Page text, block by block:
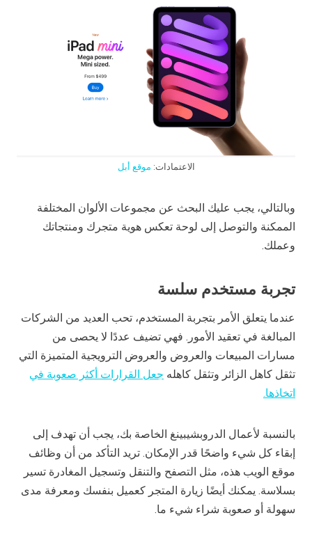
الاعتمادات: موقع أبل
وبالتالي، يجب عليك البحث عن مجموعات الألوان المختلفة
الممكنة والتوصل إلى لوحة تعكس هوية متجرك ومنتجاتك
وعملك.
تجربة مستخدم سلسة
عندما يتعلق الأمر بتجربة المستخدم، تحب العديد من الشركات
المبالغة في تعقيد الأمور. فهي تضيف عددًا لا يحصى من
مسارات المبيعات والعروض والعروض الترويجية المتميزة التي
تثقل كاهل الزائر وتثقل كاهله جعل القرارات أكثر صعوبة في
اتخاذها.
بالنسبة لأعمال الدروبشيبينغ الخاصة بك، يجب أن تهدف إلى
إبقاء كل شيء واضحًا قدر الإمكان. تريد التأكد من أن وظائف
موقع الويب هذه، مثل التصفح والتنقل وتسجيل المغادرة تسير
بسلاسة. يمكنك أيضًا زيارة المتجر كعميل بنفسك ومعرفة مدى
سهولة أو صعوبة شراء شيء ما.